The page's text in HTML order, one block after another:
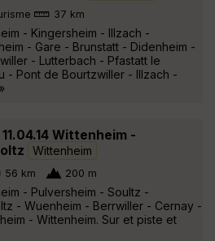
37 km
- Kingersheim - Illzach -
- Gare - Brunstatt - Didenheim -
- Lutterbach - Pfastatt le
- Pont de Bourtzwiller - Illzach -
Wittenheim -
Wittenheim
56 km 200 m
- Pulversheim - Soultz -
- Wuenheim - Berrwiller - Cernay -
- Wittenheim. Sur et piste et